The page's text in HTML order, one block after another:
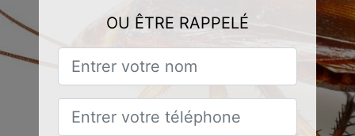
OU ÊTRE RAPPELÉ